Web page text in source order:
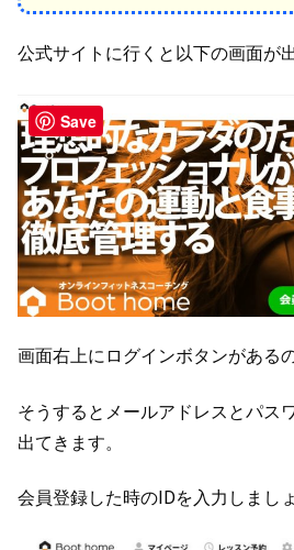
公式サイトに行くと以下の画面が
画面右上にログインボタンがある
そうするとメールアドレスとパス
出てきます。
会員登録した時のIDを入力しましょ
Save